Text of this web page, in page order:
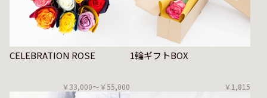
CELEBRATION ROSE
￥33,000〜￥55,000
1輪ギフトBOX
￥1,815